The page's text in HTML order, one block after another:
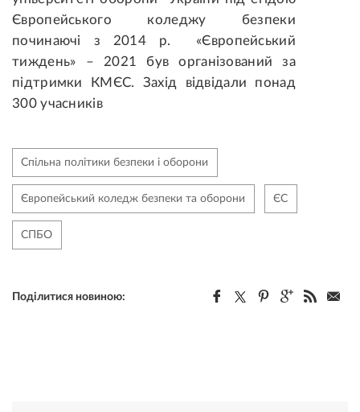
Європейського коледжу безпеки
починаючі з 2014 р. «Європейський
тиждень» – 2021 був організований за
підтримки КМЄС. Захід відвідали понад
300 учасників
Спільна політики безпеки і оборони
Європейський коледж безпеки та оборони ЄС
СПБО
Поділитися новиною: